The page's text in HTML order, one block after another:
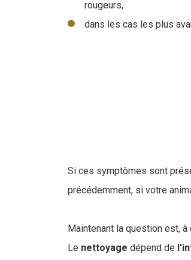
rougeurs,
dans les cas les plus
Si ces symptômes sont
précédemment, si votre
Maintenant la question est,
Le nettoyage dépend de